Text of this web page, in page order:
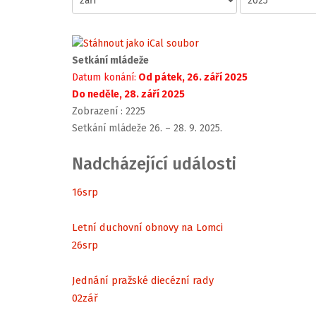
Setkání mládeže
Datum konání: Od pátek, 26. září 2025
Do neděle, 28. září 2025
Zobrazení : 2225
Setkání mládeže 26. – 28. 9. 2025.
Nadcházející události
16srp
Letní duchovní obnovy na Lomci
26srp
Jednání pražské diecézní rady
02zář